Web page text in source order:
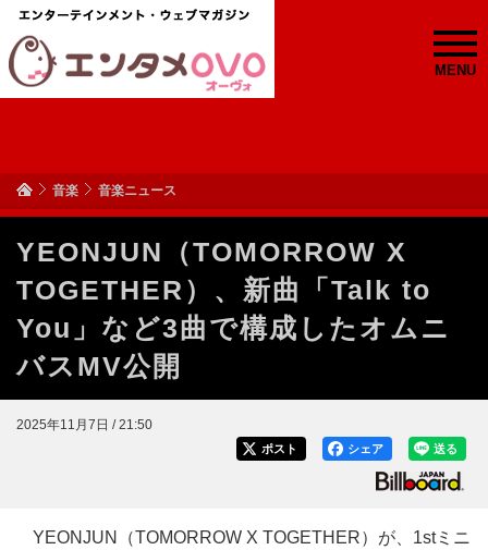
MENU
音楽 音楽ニュース
YEONJUN（TOMORROW X
TOGETHER）、新曲「Talk to
You」など3曲で構成したオムニ
バスMV公開
2025年11月7日 / 21:50
送る
シェア
ポスト
YEONJUN（TOMORROW X TOGETHER）が、1stミニ